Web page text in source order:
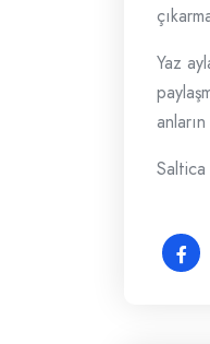
Yaz
Saltica